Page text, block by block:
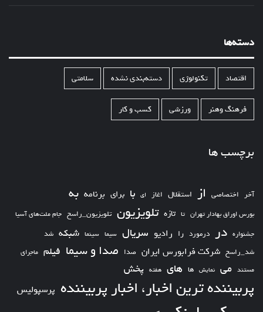
دسته‌ها
اقتصاد تکنولوژی دسته‌بندی نشده سلامتی
فرهنگ وهنر ورزشی کسب و کار
برچسب ها
آخر اختصاصی از استقلال اغاز ای با برای برنامه به
بورس اوراق بهادار تهران تا تازه تلویزیون تلویزیون_راسخ جام ملت‌های آسیا
جشنواره در درمورد را رادیو سریال سیما سینما شبکه شد
شد_راسخ شرکت فرابورس ایران صدا صدا و سیما فیلم ماجرای
مستند می نمایش ها های هفته پخش
پربیننده ترین اخبار، اخبار پربیننده پرسپولیس